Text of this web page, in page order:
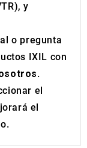
y
o pregunta
IXIL con
.
el
el